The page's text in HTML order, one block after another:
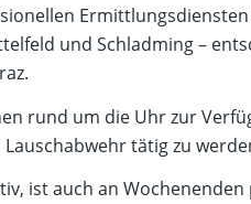
und Schladming –
rund um die Uhr zur
tätig zu
ist auch an